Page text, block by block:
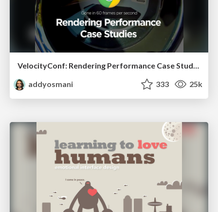
VelocityConf: Rendering Performance Case Studies
addyosmani
333 25k